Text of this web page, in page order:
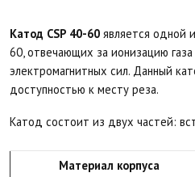
Катод CSP 40-60 является одной
60, отвечающих за ионизацию
электромагнитных сил. Данный
доступностью к месту реза.
Катод состоит из двух частей:
Материал корпуса